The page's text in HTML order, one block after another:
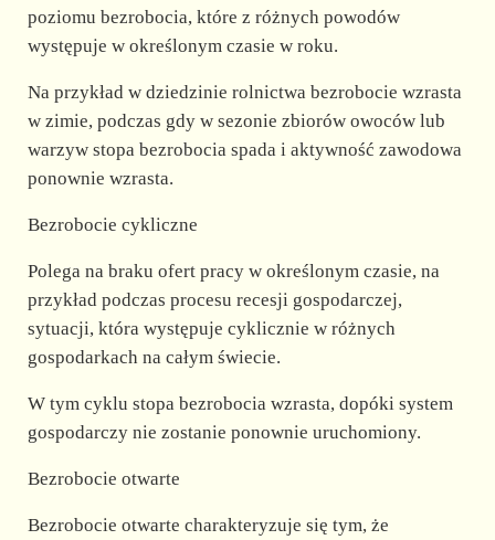
poziomu bezrobocia, które z różnych powodów
występuje w określonym czasie w roku.
Na przykład w dziedzinie rolnictwa bezrobocie wzrasta
w zimie, podczas gdy w sezonie zbiorów owoców lub
warzyw stopa bezrobocia spada i aktywność zawodowa
ponownie wzrasta.
Bezrobocie cykliczne
Polega na braku ofert pracy w określonym czasie, na
przykład podczas procesu recesji gospodarczej,
sytuacji, która występuje cyklicznie w różnych
gospodarkach na całym świecie.
W tym cyklu stopa bezrobocia wzrasta, dopóki system
gospodarczy nie zostanie ponownie uruchomiony.
Bezrobocie otwarte
Bezrobocie otwarte charakteryzuje się tym, że